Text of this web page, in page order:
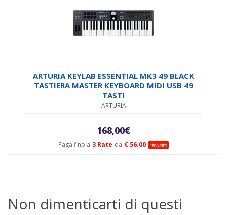
Paga fino a 3 Rate da € 56.00
ARTURIA KEYLAB ESSENTIAL MK3 49 BLACK
TASTIERA MASTER KEYBOARD MIDI USB 49
TASTI
ARTURIA
168,00€
Non dimenticarti di questi